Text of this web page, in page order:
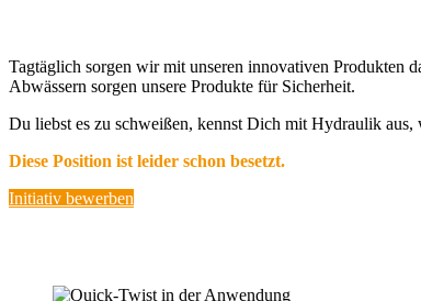
Tagtäglich sorgen wir mit unseren innova­tiven Produkten
Abwässern sorgen unsere Produkte für Sicherheit.
Du liebst es zu schweißen, kennst Dich mit Hydraulik
Diese Position ist leider schon besetzt.
Initiativ bewerben